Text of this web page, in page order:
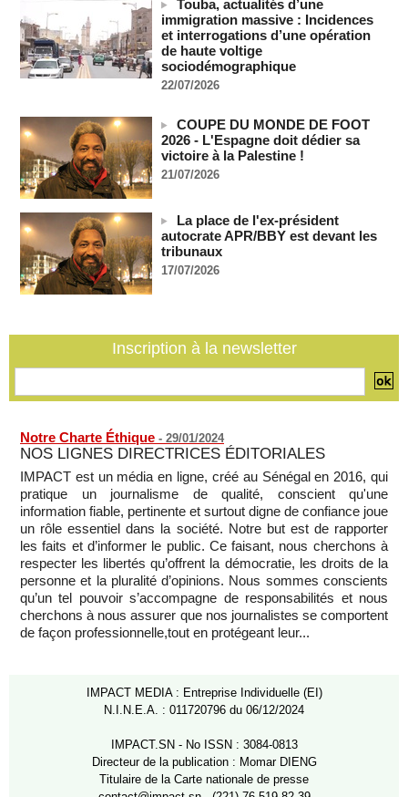
records en Europe
06/08/2026
Soudan du Sud : Les avocats de Riek Machar sollicitent un
accès à leur client avant la prochaine audience
06/08/2026 -
policière contre le narcotrafic
06/08/2026 -
Guinée : l'absence du président Doumbouya ravive les
tensions politiques
06/08/2026 -
Bénin: le nouveau Sénat élit son premier président
06/08/2026 -
La Centrafrique et le Cameroun apaisent les tensions après
un incident frontalier
Touba, actualités d’une
immigration massive : Incidences
et interrogations d’une opération
de haute voltige
sociodémographique
22/07/2026
COUPE DU MONDE DE FOOT
2026 - L'Espagne doit dédier sa
victoire à la Palestine !
21/07/2026
La place de l'ex-président
autocrate APR/BBY est devant les
tribunaux
17/07/2026
Inscription à la newsletter
Notre Charte Éthique - 29/01/2024
NOS LIGNES DIRECTRICES ÉDITORIALES
IMPACT est un média en ligne, créé au Sénégal en 2016, qui
pratique un journalisme de qualité, conscient qu'une
information fiable, pertinente et surtout digne de confiance joue
un rôle essentiel dans la société. Notre but est de rapporter
les faits et d’informer le public. Ce faisant, nous cherchons à
respecter les libertés qu’offrent la démocratie, les droits de la
personne et la pluralité d’opinions. Nous sommes conscients
qu’un tel pouvoir s’accompagne de responsabilités et nous
cherchons à nous assurer que nos journalistes se comportent
de façon professionnelle,tout en protégeant leur...
IMPACT MEDIA : Entreprise Individuelle (EI)
N.I.N.E.A. : 011720796 du 06/12/2024
IMPACT.SN - No ISSN : 3084-0813
Directeur de la publication : Momar DIENG
Titulaire de la Carte nationale de presse